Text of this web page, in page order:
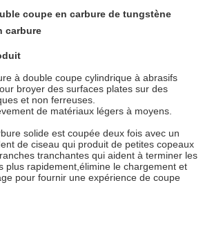
coupe en carbure de tungstène
carbure
à double coupe cylindrique à abrasifs
broyer des surfaces plates sur des
et non ferreuses.
de matériaux légers à moyens.
solide est coupée deux fois avec un
de ciseau qui produit de petites copeaux
tranchantes qui aident à terminer les
plus rapidement,élimine le chargement et
pour fournir une expérience de coupe